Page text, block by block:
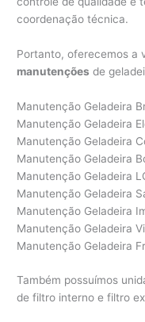
coordenação técnica.
Portanto, oferecemos a
manutenções de
Manutenção Geladeira
Manutenção Geladeira
Manutenção Geladeira
Manutenção Geladeira
Manutenção Geladeira
Manutenção Geladeira
Manutenção Geladeira
Manutenção Geladeira
Manutenção Geladeira
Também possuímos
de filtro interno e filtro